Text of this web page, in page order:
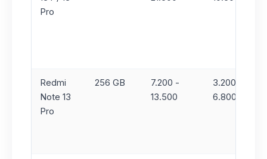
Pro
Redmi
Note 13
Pro
256 GB
7.200 -
13.500
3.200 -
6.800